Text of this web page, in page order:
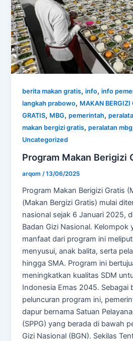
berita makan gratis,info,info
langkah prabowo, MAKAN BERGIZI
GRATIS, MBG,pemerintah,
makan bergizi gratis,peralatan mbg
Uncategorized
Program Makan Berigizi
arqom /13/06/2025
Program Makan Berigizi Gratis
(Makan Bergizi Gratis) mulai
nasional sejak 6 Januari 2025,
Badan Gizi Nasional. Kelompok
manfaat dari program ini
menyusui, anak balita, serta
hingga SMA. Program ini
meningkatkan kualitas SDM
Indonesia Emas 2045. Sebagai
peluncuran program ini,
dapur bernama Satuan
(SPPG) yang berada di bawah
Gizi Nasional (BGN). Sekilas